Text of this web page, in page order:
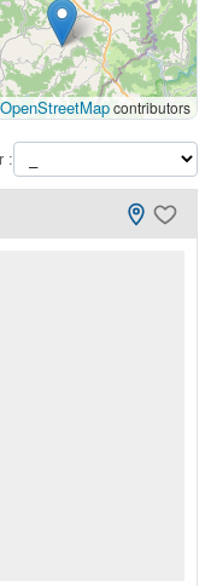
OpenStreetMapcontributors
: